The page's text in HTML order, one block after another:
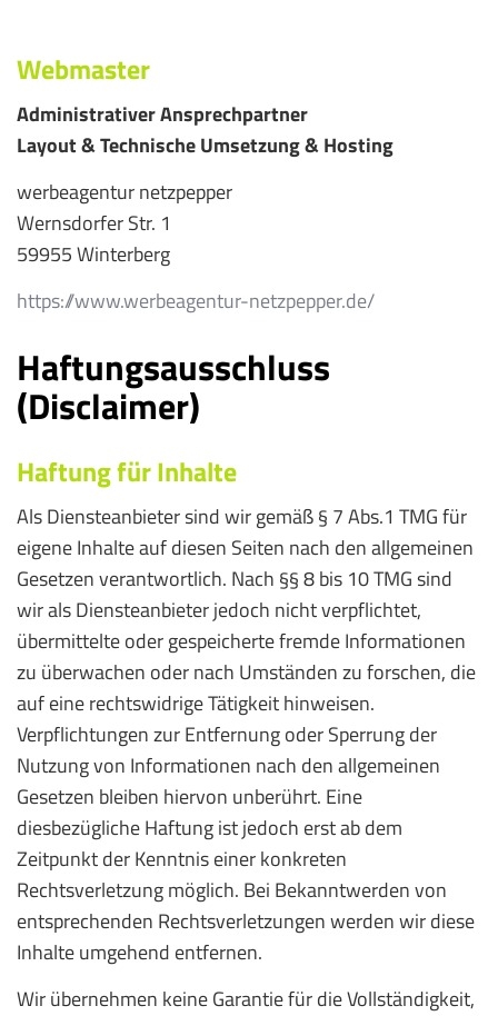
Webmaster
Administrativer Ansprechpartner
Layout & Technische Umsetzung & Hosting
werbeagentur netzpepper
Wernsdorfer Str. 1
59955 Winterberg
https://www.werbeagentur-netzpepper.de/
Haftungsausschluss
(Disclaimer)
Haftung für Inhalte
Als Diensteanbieter sind wir gemäß § 7 Abs.1 TMG für
eigene Inhalte auf diesen Seiten nach den allgemeinen
Gesetzen verantwortlich. Nach §§ 8 bis 10 TMG sind
wir als Diensteanbieter jedoch nicht verpflichtet,
übermittelte oder gespeicherte fremde Informationen
zu überwachen oder nach Umständen zu forschen, die
auf eine rechtswidrige Tätigkeit hinweisen.
Verpflichtungen zur Entfernung oder Sperrung der
Nutzung von Informationen nach den allgemeinen
Gesetzen bleiben hiervon unberührt. Eine
diesbezügliche Haftung ist jedoch erst ab dem
Zeitpunkt der Kenntnis einer konkreten
Rechtsverletzung möglich. Bei Bekanntwerden von
entsprechenden Rechtsverletzungen werden wir diese
Inhalte umgehend entfernen.
Wir übernehmen keine Garantie für die Vollständigkeit,